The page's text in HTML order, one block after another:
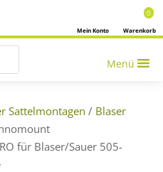
Warenkorb
0
Mein Konto
Menü
Sattelmontagen / Blaser
für Blaser/Sauer 505-